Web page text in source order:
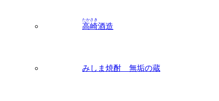
高崎
たかさき
酒造
みしま焼酎 無垢の蔵